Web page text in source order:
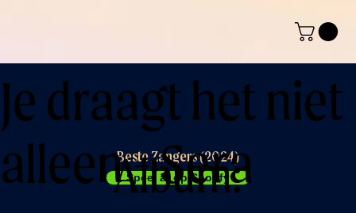
Speel af op Spotify
Beste Zangers (2024)
Album:
Je draagt het niet
alleen - Sera